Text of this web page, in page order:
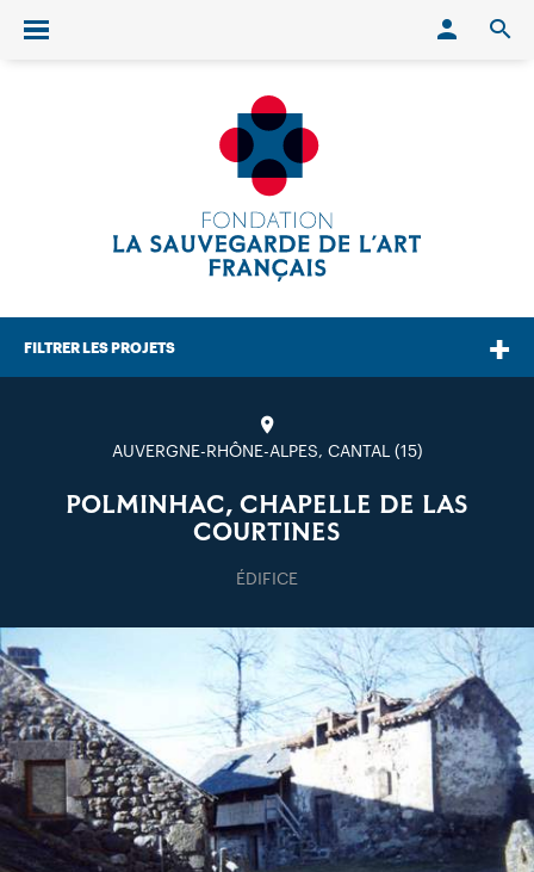
Ouvrir/fermer le menu
FILTRER LES PROJETS
AUVERGNE-RHÔNE-ALPES, CANTAL (15)
POLMINHAC, CHAPELLE DE LAS
COURTINES
ÉDIFICE